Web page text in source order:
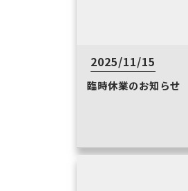
2025/11/15
臨時休業のお知らせ